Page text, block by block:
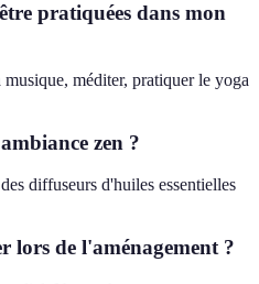
pratiquées dans mon
méditer, pratiquer le yoga
zen ?
diffuseurs d'huiles essentielles
lors de l'aménagement ?